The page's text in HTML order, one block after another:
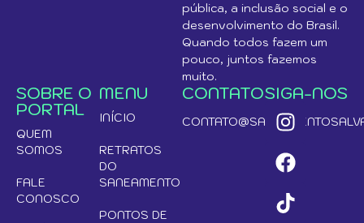
pública, a inclusão social e o
desenvolvimento do Brasil.
Quando todos fazem um
pouco, juntos fazemos
muito.
SOBRE O
PORTAL
QUEM
SOMOS
FALE
CONOSCO
MENU
INÍCIO
RETRATOS
DO
SANEAMENTO
PONTOS DE
CONTATOSIGA-NOS